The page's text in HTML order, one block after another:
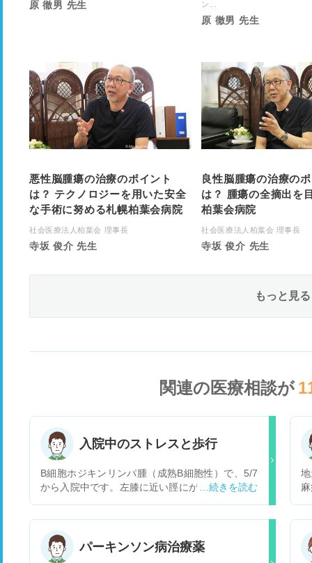
原 徹男 先生 ン...
原 徹男 先生
悪性脳腫瘍の治療のポイント
は？ テクノロジーを用いた安全
な手術に努める札幌柏葉会病院
社会医療法人柏葉会 理事長
寺坂 俊介 先生
良性脳腫瘍の治療の
は？ 腫瘍の全摘出を
柏葉会病院
社会医療法人柏葉会 理事長
寺坂 俊介 先生
もっと見る
関連の医療相談が
入院中のストレスと歩行
B細胞ホジキンリンパ腫（成熟B細胞性）で、5/7
から入院中です。左膝に近い脛にがんが表れたた
り、乱暴な言葉づかいをしたり、泣き叫ぶことが
あります。ひとしきり騒ぐと、落ち着きます。 そ
ういう時は、だめだよと 注意してもいいのでしょ
パーキンソン病治療薬